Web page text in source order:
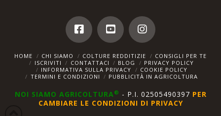
HOME CHI SIAMO COLTURE REDDITIZIE
CONSIGLI PER TE
ISCRIVITI
CONTATTACI BLOG
PRIVACY POLICY
INFORMATIVA SULLA PRIVACY
COOKIE POLICY
TERMINI E CONDIZIONI
PUBBLICITÀ IN AGRICOLTURA
NOI SIAMO AGRICOLTURA® - P.I. 02505490397 PER
CAMBIARE LE CONDIZIONI DI PRIVACY